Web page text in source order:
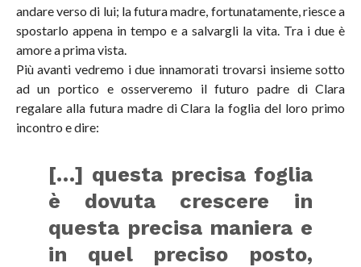
andare verso di lui; la futura madre, fortunatamente, riesce a
spostarlo appena in tempo e a salvargli la vita. Tra i due è
amore a prima vista.
Più avanti vedremo i due innamorati trovarsi insieme sotto
ad un portico e osserveremo il futuro padre di Clara
regalare alla futura madre di Clara la foglia del loro primo
incontro e dire:
[…] questa precisa foglia
è dovuta crescere in
questa precisa maniera e
in quel preciso posto,